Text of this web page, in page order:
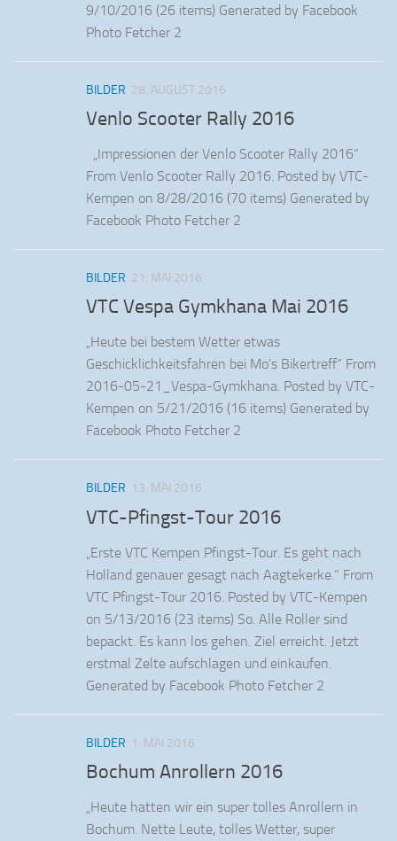
9/10/2016 (26 items) Generated by Facebook
Photo Fetcher 2
BILDER 28. AUGUST 2016
Venlo Scooter Rally 2016
„Impressionen der Venlo Scooter Rally 2016“
From Venlo Scooter Rally 2016. Posted by VTC-
Kempen on 8/28/2016 (70 items) Generated by
Facebook Photo Fetcher 2
BILDER 21. MAI 2016
VTC Vespa Gymkhana Mai 2016
„Heute bei bestem Wetter etwas
Geschicklichkeitsfahren bei Mo’s Bikertreff“ From
2016-05-21_Vespa-Gymkhana. Posted by VTC-
Kempen on 5/21/2016 (16 items) Generated by
Facebook Photo Fetcher 2
BILDER 13. MAI 2016
VTC-Pfingst-Tour 2016
„Erste VTC Kempen Pfingst-Tour. Es geht nach
Holland genauer gesagt nach Aagtekerke.“ From
VTC Pfingst-Tour 2016. Posted by VTC-Kempen
on 5/13/2016 (23 items) So. Alle Roller sind
bepackt. Es kann los gehen. Ziel erreicht. Jetzt
erstmal Zelte aufschlagen und einkaufen.
Generated by Facebook Photo Fetcher 2
BILDER 1. MAI 2016
Bochum Anrollern 2016
„Heute hatten wir ein super tolles Anrollern in
Bochum. Nette Leute, tolles Wetter, super